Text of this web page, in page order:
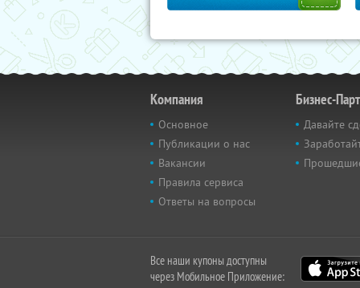
Компания
Основное
Публикации о нас
Вакансии
Правила сервиса
Ответы на вопросы
Бизнес-
Давайте
Все наши купоны доступны
через Мобильное Приложение: